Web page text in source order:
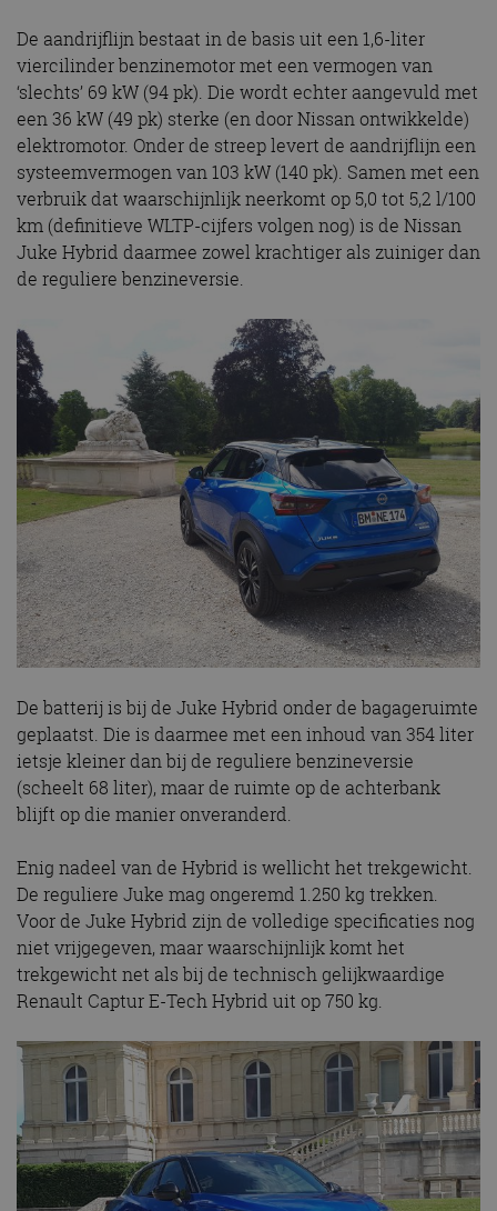
De aandrijflijn bestaat in de basis uit een 1,6-liter
viercilinder benzinemotor met een vermogen van
‘slechts’ 69 kW (94 pk). Die wordt echter aangevuld met
een 36 kW (49 pk) sterke (en door Nissan ontwikkelde)
elektromotor. Onder de streep levert de aandrijflijn een
systeemvermogen van 103 kW (140 pk). Samen met een
verbruik dat waarschijnlijk neerkomt op 5,0 tot 5,2 l/100
km (definitieve WLTP-cijfers volgen nog) is de Nissan
Juke Hybrid daarmee zowel krachtiger als zuiniger dan
de reguliere benzineversie.
De batterij is bij de Juke Hybrid onder de bagageruimte
geplaatst. Die is daarmee met een inhoud van 354 liter
ietsje kleiner dan bij de reguliere benzineversie
(scheelt 68 liter), maar de ruimte op de achterbank
blijft op die manier onveranderd.
Enig nadeel van de Hybrid is wellicht het trekgewicht.
De reguliere Juke mag ongeremd 1.250 kg trekken.
Voor de Juke Hybrid zijn de volledige specificaties nog
niet vrijgegeven, maar waarschijnlijk komt het
trekgewicht net als bij de technisch gelijkwaardige
Renault Captur E-Tech Hybrid uit op 750 kg.